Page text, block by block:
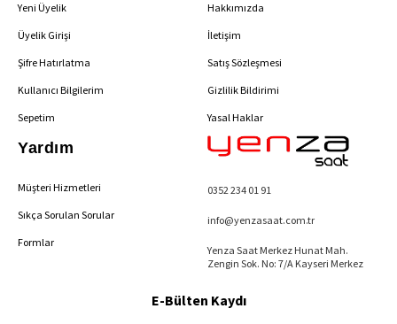
Yeni Üyelik
Üyelik Girişi
Şifre Hatırlatma
Kullanıcı Bilgilerim
Sepetim
Hakkımızda
İletişim
Satış Sözleşmesi
Gizlilik Bildirimi
Yasal Haklar
Yardım
Müşteri Hizmetleri
Sıkça Sorulan Sorular
Formlar
0352 234 01 91
info@yenzasaat.com.tr
Yenza Saat Merkez Hunat Mah.
Zengin Sok. No: 7/A Kayseri Merkez
E-Bülten Kaydı